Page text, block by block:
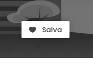
Salva